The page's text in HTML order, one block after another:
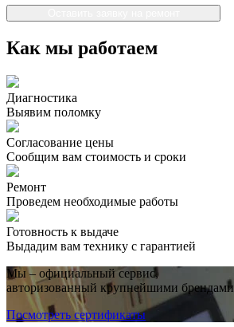
Как мы работаем
Диагностика
Выявим поломку
Согласование цены
Сообщим вам стоимость и сроки
Ремонт
Проведем необходимые работы
Готовность к выдаче
Выдадим вам технику с гарантией
Мы – официальный сервис,
авторизованный крупнейшими брендами
Посмотреть сертификаты